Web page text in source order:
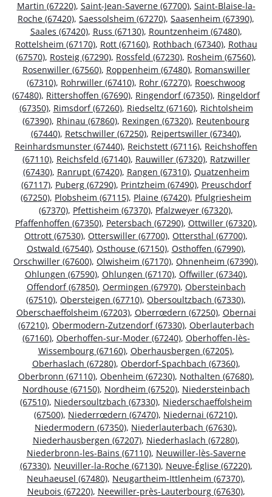
Martin (67220), Saint-Jean-Saverne (67700), Saint-Blaise-la-
Roche (67420), Saessolsheim (67270), Saasenheim (67390),
Saales (67420), Russ (67130), Rountzenheim (67480),
Rottelsheim (67170), Rott (67160), Rothbach (67340), Rothau
(67570), Rosteig (67290), Rossfeld (67230), Rosheim (67560),
Rosenwiller (67560), Roppenheim (67480), Romanswiller
(67310), Rohrwiller (67410), Rohr (67270), Roeschwoog
(67480), Rittershoffen (67690), Ringendorf (67350), Ringeldorf
(67350), Rimsdorf (67260), Riedseltz (67160), Richtolsheim
(67390), Rhinau (67860), Rexingen (67320), Reutenbourg
(67440), Retschwiller (67250), Reipertswiller (67340),
Reinhardsmunster (67440), Reichstett (67116), Reichshoffen
(67110), Reichsfeld (67140), Rauwiller (67320), Ratzwiller
(67430), Ranrupt (67420), Rangen (67310), Quatzenheim
(67117), Puberg (67290), Printzheim (67490), Preuschdorf
(67250), Plobsheim (67115), Plaine (67420), Pfulgriesheim
(67370), Pfettisheim (67370), Pfalzweyer (67320),
Pfaffenhoffen (67350), Petersbach (67290), Ottwiller (67320),
Ottrott (67530), Otterswiller (67700), Ottersthal (67700),
Ostwald (67540), Osthouse (67150), Osthoffen (67990),
Orschwiller (67600), Olwisheim (67170), Ohnenheim (67390),
Ohlungen (67590), Ohlungen (67170), Offwiller (67340),
Offendorf (67850), Oermingen (67970), Obersteinbach
(67510), Obersteigen (67710), Obersoultzbach (67330),
Oberschaeffolsheim (67203), Oberrœdern (67250), Obernai
(67210), Obermodern-Zutzendorf (67330), Oberlauterbach
(67160), Oberhoffen-sur-Moder (67240), Oberhoffen-lès-
Wissembourg (67160), Oberhausbergen (67205),
Oberhaslach (67280), Oberdorf-Spachbach (67360),
Oberbronn (67110), Obenheim (67230), Nothalten (67680),
Nordhouse (67150), Nordheim (67520), Niedersteinbach
(67510), Niedersoultzbach (67330), Niederschaeffolsheim
(67500), Niederrœdern (67470), Niedernai (67210),
Niedermodern (67350), Niederlauterbach (67630),
Niederhausbergen (67207), Niederhaslach (67280),
Niederbronn-les-Bains (67110), Neuwiller-lès-Saverne
(67330), Neuviller-la-Roche (67130), Neuve-Église (67220),
Neuhaeusel (67480), Neugartheim-Ittlenheim (67370),
Neubois (67220), Neewiller-près-Lauterbourg (67630),